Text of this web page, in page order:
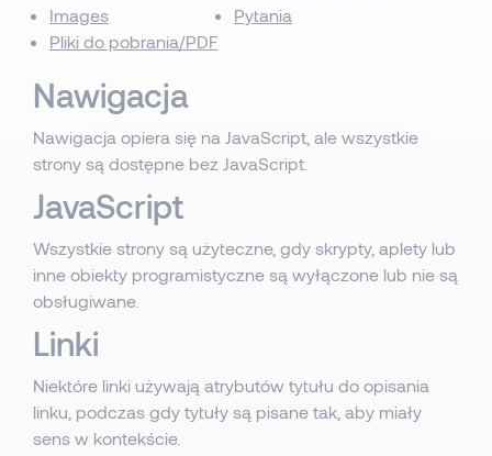
Images
Pliki do pobrania/PDF
Pytania
Nawigacja
Nawigacja opiera się na JavaScript, ale wszystkie
strony są dostępne bez JavaScript.
JavaScript
Wszystkie strony są użyteczne, gdy skrypty, aplety lub
inne obiekty programistyczne są wyłączone lub nie są
obsługiwane.
Linki
Niektóre linki używają atrybutów tytułu do opisania
linku, podczas gdy tytuły są pisane tak, aby miały
sens w kontekście.